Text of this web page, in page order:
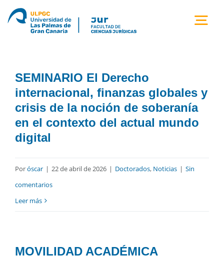
Saltar
titulaciones
estudiantes
Buscar
SEMINARIO El Derecho
internacional, finanzas globales y
crisis de la noción de soberanía
en el contexto del actual mundo
digital
Poróscar | 22 de abril de 2026 | Doctorados, Noticias | Sin
comentarios
Leer más
MOVILIDAD ACADÉMICA